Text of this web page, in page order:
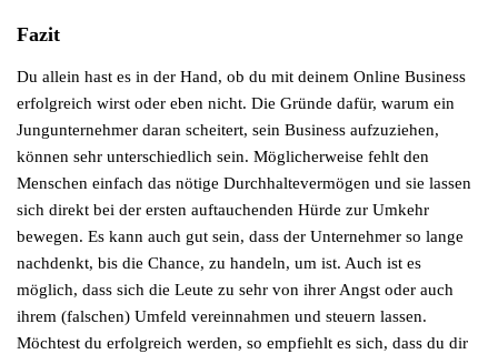
Fazit
Du allein hast es in der Hand, ob du mit deinem Online Business
erfolgreich wirst oder eben nicht. Die Gründe dafür, warum ein
Jungunternehmer daran scheitert, sein Business aufzuziehen,
können sehr unterschiedlich sein. Möglicherweise fehlt den
Menschen einfach das nötige Durchhaltevermögen und sie lassen
sich direkt bei der ersten auftauchenden Hürde zur Umkehr
bewegen. Es kann auch gut sein, dass der Unternehmer so lange
nachdenkt, bis die Chance, zu handeln, um ist. Auch ist es
möglich, dass sich die Leute zu sehr von ihrer Angst oder auch
ihrem (falschen) Umfeld vereinnahmen und steuern lassen.
Möchtest du erfolgreich werden, so empfiehlt es sich, dass du dir